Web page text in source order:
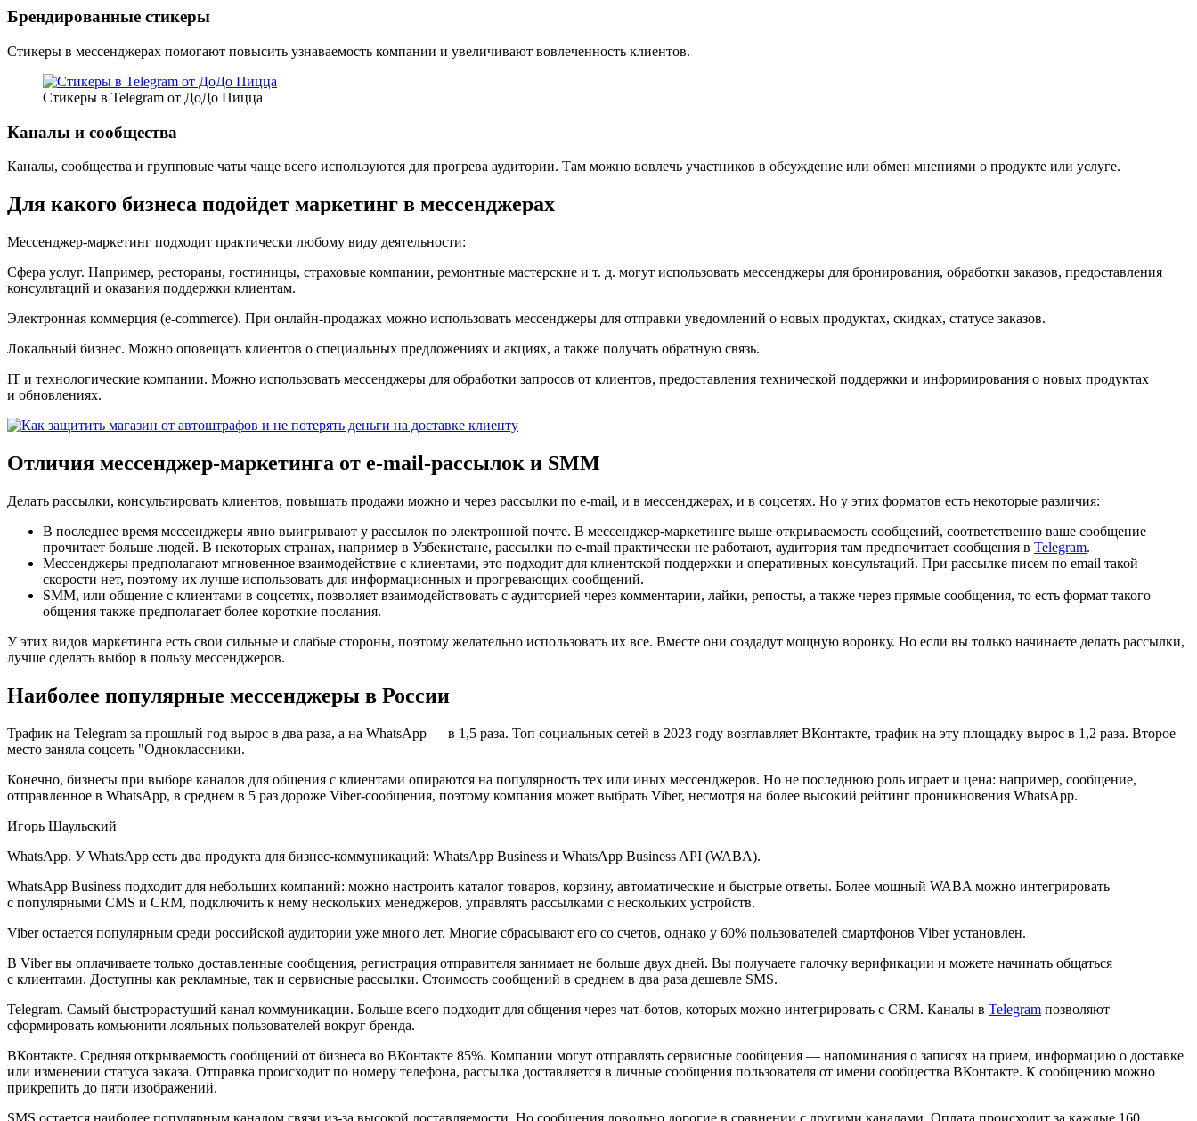
Брендированные стикеры
Стикеры в мессенджерах помогают повысить узнаваемость компании и увеличивают вовлеченность клиентов.
Стикеры в Telegram от ДоДо Пицца
Каналы и сообщества
Каналы, сообщества и групповые чаты чаще всего используются для прогрева аудитории. Там можно вовлечь участников в обсуждение или обмен мнениями о продукте или услуге.
Для какого бизнеса подойдет маркетинг в мессенджерах
Мессенджер-маркетинг подходит практически любому виду деятельности:
Сфера услуг. Например, рестораны, гостиницы, страховые компании, ремонтные мастерские и т. д. могут использовать мессенджеры для бронирования, обработки заказов, предоставления
консультаций и оказания поддержки клиентам.
Электронная коммерция (e-commerce). При онлайн-продажах можно использовать мессенджеры для отправки уведомлений о новых продуктах, скидках, статусе заказов.
Локальный бизнес. Можно оповещать клиентов о специальных предложениях и акциях, а также получать обратную связь.
IT и технологические компании. Можно использовать мессенджеры для обработки запросов от клиентов, предоставления технической поддержки и информирования о новых продуктах
и обновлениях.
Отличия мессенджер-маркетинга от e-mail-рассылок и SMM
Делать рассылки, консультировать клиентов, повышать продажи можно и через рассылки по e-mail, и в мессенджерах, и в соцсетях. Но у этих форматов есть некоторые различия:
В последнее время мессенджеры явно выигрывают у рассылок по электронной почте. В мессенджер-маркетинге выше открываемость сообщений, соответственно ваше сообщение
прочитает больше людей. В некоторых странах, например в Узбекистане, рассылки по e-mail практически не работают, аудитория там предпочитает сообщения в Telegram.
Мессенджеры предполагают мгновенное взаимодействие с клиентами, это подходит для клиентской поддержки и оперативных консультаций. При рассылке писем по email такой
скорости нет, поэтому их лучше использовать для информационных и прогревающих сообщений.
SMM, или общение с клиентами в соцсетях, позволяет взаимодействовать с аудиторией через комментарии, лайки, репосты, а также через прямые сообщения, то есть формат такого
общения также предполагает более короткие послания.
У этих видов маркетинга есть свои сильные и слабые стороны, поэтому желательно использовать их все. Вместе они создадут мощную воронку. Но если вы только начинаете делать рассылки,
лучше сделать выбор в пользу мессенджеров.
Наиболее популярные мессенджеры в России
Трафик на Telegram за прошлый год вырос в два раза, а на WhatsApp — в 1,5 раза. Топ социальных сетей в 2023 году возглавляет ВКонтакте, трафик на эту площадку вырос в 1,2 раза. Второе
место заняла соцсеть "Одноклассники.
Конечно, бизнесы при выборе каналов для общения с клиентами опираются на популярность тех или иных мессенджеров. Но не последнюю роль играет и цена: например, сообщение,
отправленное в WhatsApp, в среднем в 5 раз дороже Viber-сообщения, поэтому компания может выбрать Viber, несмотря на более высокий рейтинг проникновения WhatsApp.
Игорь Шаульский
WhatsApp. У WhatsApp есть два продукта для бизнес-коммуникаций: WhatsApp Business и WhatsApp Business API (WABA).
WhatsApp Business подходит для небольших компаний: можно настроить каталог товаров, корзину, автоматические и быстрые ответы. Более мощный WABA можно интегрировать
с популярными CMS и CRM, подключить к нему нескольких менеджеров, управлять рассылками с нескольких устройств.
Viberостается популярным среди российской аудитории уже много лет. Многие сбрасывают его со счетов, однако у 60% пользователей смартфонов Viber установлен.
В Viber вы оплачиваете только доставленные сообщения, регистрация отправителя занимает не больше двух дней. Вы получаете галочку верификации и можете начинать общаться
с клиентами. Доступны как рекламные, так и сервисные рассылки. Стоимость сообщений в среднем в два раза дешевле SMS.
Telegram. Самый быстрорастущий канал коммуникации. Больше всего подходит для общения через чат-ботов, которых можно интегрировать с CRM. Каналы в Telegram позволяют
сформировать комьюнити лояльных пользователей вокруг бренда.
ВКонтакте. Средняя открываемость сообщений от бизнеса во ВКонтакте 85%. Компании могут отправлять сервисные сообщения — напоминания о записях на прием, информацию о доставке
или изменении статуса заказа. Отправка происходит по номеру телефона, рассылка доставляется в личные сообщения пользователя от имени сообщества ВКонтакте. К сообщению можно
прикрепить до пяти изображений.
SMS остается наиболее популярным каналом связи из-за высокой доставляемости. Но сообщения довольно дорогие в сравнении с другими каналами. Оплата происходит за каждые 160